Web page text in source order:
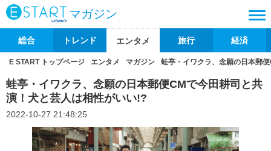
マガジン
総合 トレンド エンタメ 旅行 経済
E START トップページ エンタメ マガジン 蛙亭・イワクラ、念願の日本郵
蛙亭・イワクラ、念願の日本郵便CMで今田耕司と共
演！犬と芸人は相性がいい!?
2022-10-27 21:48:25